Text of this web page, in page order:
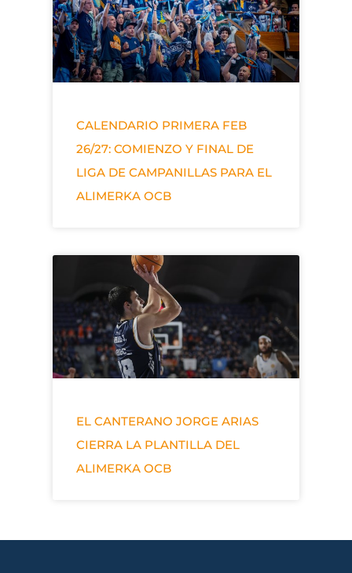
CALENDARIO PRIMERA FEB
26/27: COMIENZO Y FINAL DE
LIGA DE CAMPANILLAS PARA EL
ALIMERKA OCB
EL CANTERANO JORGE ARIAS
CIERRA LA PLANTILLA DEL
ALIMERKA OCB